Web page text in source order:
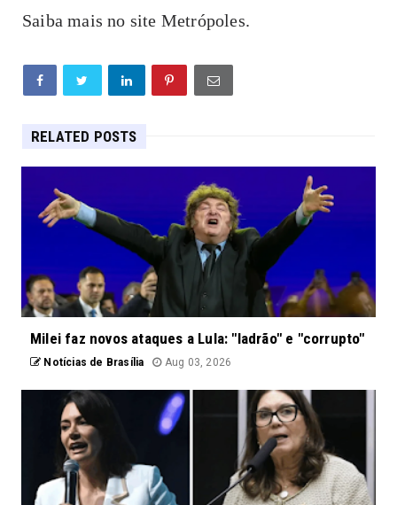
Saiba mais no site Metrópoles.
RELATED POSTS
Milei faz novos ataques a Lula: "ladrão" e "corrupto"
Notícias de Brasília Aug 03, 2026